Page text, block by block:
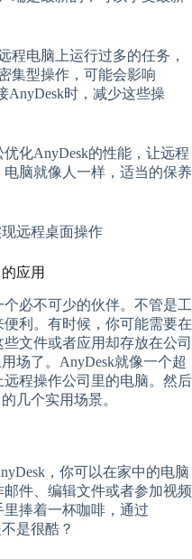
程电脑上运行过多的任务，
集型操作，可能会影响
AnyDesk时，减少这些操
化AnyDesk的性能，让远程
脑就像人一样，适当的保养
应用
必不可少的伙伴。不管是工
利。有时候，你可能需要在
文件或者应用却存放在公司
场了。AnyDesk就像一个超
程操作公司里的电脑。然后
几个实用场景。
，你可以在家中的电脑
邮件、编辑文件或者参加视频
捧着一杯咖啡，通过
是很酷？